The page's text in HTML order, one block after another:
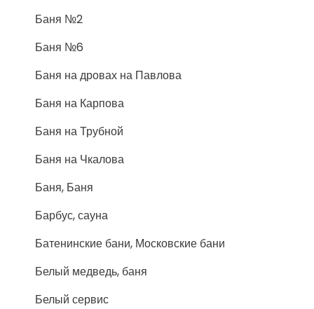
Баня №2
Баня №6
Баня на дровах на Павлова
Баня на Карпова
Баня на Трубной
Баня на Чкалова
Баня, Баня
Барбус, сауна
Батенинские бани, Московские бани
Белый медведь, баня
Белый сервис